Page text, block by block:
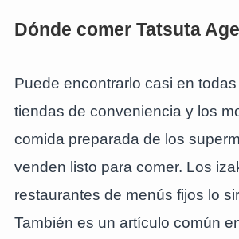
Dónde comer Tatsuta
Puede encontrarlo casi en
tiendas de conveniencia y los
comida preparada de los
venden listo para comer. Los
restaurantes de menús fijos lo
También es un artículo común